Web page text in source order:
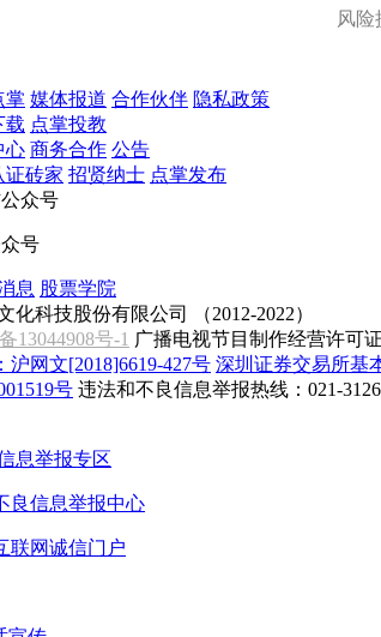
风险
掌 媒体报道 合作伙伴 隐私政策
载 点掌投教
心 商务合作 公告
证砖家 招贤纳士 点掌发布
号
息 股票学院
化科技股份有限公司 （2012-2022）
13044908号-1 广播电视节目制作经营许可
网文[2018]6619-427号 深圳证券交易所基
号 违法和不良信息举报热线：021-
息举报专区
良信息举报中心
联网诚信门户